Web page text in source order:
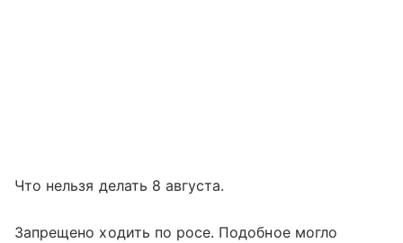
Что нельзя делать 8 августа.
Запрещено ходить по росе. Подобное могло